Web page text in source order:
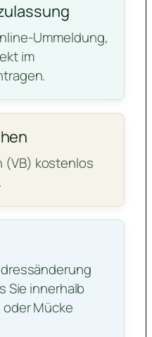
Ummeldung,
im
(VB) kostenlos
Sie innerhalb
Mücke